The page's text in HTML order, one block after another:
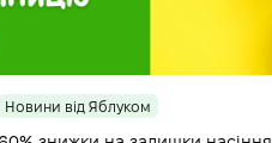
Новини від Яблуком